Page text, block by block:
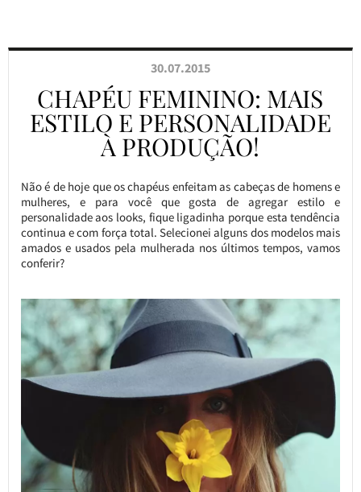
30.07.2015
CHAPÉU FEMININO: MAIS
ESTILO E PERSONALIDADE
À PRODUÇÃO!
Não é de hoje que os chapéus enfeitam as cabeças de homens e
mulheres, e para você que gosta de agregar estilo e
personalidade aos looks, fique ligadinha porque esta tendência
continua e com força total. Selecionei alguns dos modelos mais
amados e usados pela mulherada nos últimos tempos, vamos
conferir?